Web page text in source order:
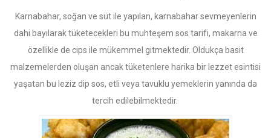
Karnabahar, soğan ve süt ile yapılan, karnabahar sevmeyenlerin
dahi bayılarak tüketecekleri bu muhteşem sos tarifi, makarna ve
özellikle de cips ile mükemmel gitmektedir. Oldukça basit
malzemelerden oluşan ancak tüketenlere harika bir lezzet esintisi
yaşatan bu leziz dip sos, etli veya tavuklu yemeklerin yanında da
tercih edilebilmektedir.